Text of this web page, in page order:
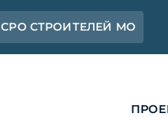
СРО СТРОИТЕЛЕЙ МО